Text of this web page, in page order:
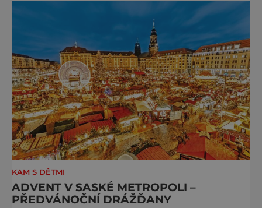
Matyáše Bernarda Brauna nejen z Kuksu.
Výstava Braunova socha loutkou představuje
padesát autorských loutek řezbáře a scénog
KAM S DĚTMI
ADVENT V SASKÉ METROPOLI –
PŘEDVÁNOČNÍ DRÁŽĎANY